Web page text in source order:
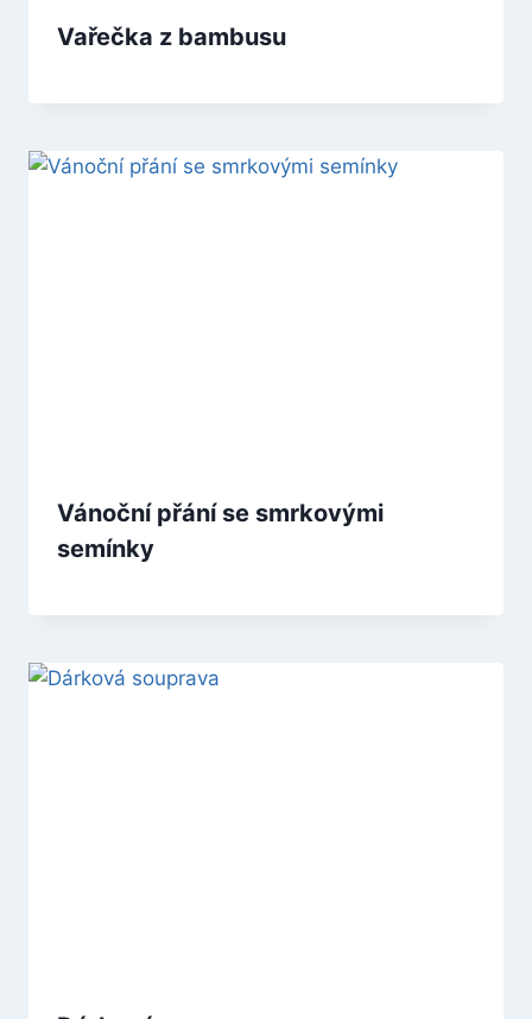
Vařečka z bambusu
Vánoční přání se smrkovými
semínky